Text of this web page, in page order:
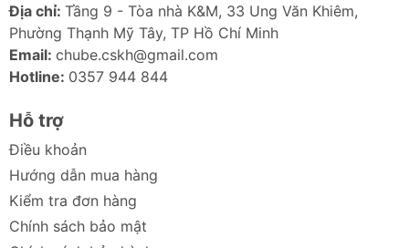
Chất
liệu
Vỏ ABS + Sơn kim loại
Kích
Dài 108mm x Rộng 39.5mm x Cao
Chiều
Lưu ý quan trọng khi sử dụng Hub USB
Ugreen 50985
Địa chỉ: Tầng 9 - Tòa nhà K&M, 33 Ung Văn Khiêm,
Phường Thạnh Mỹ Tây, TP Hồ Chí Minh
Email: chube.cskh@gmail.com
Hotline: 0357 944 844
Hỗ trợ
Điều khoản
Hướng dẫn mua hàng
Kiểm tra đơn hàng
Chính sách bảo mật